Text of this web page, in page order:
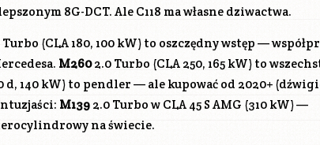
8G-DCT. Ale C118 ma własne dziwactwa.
Turbo (CLA 180, 100 kW) to oszczędny wstęp —
M2602.0 Turbo (CLA 250, 165 kW) to
d, 140 kW) to pendler — ale kupować od 2020+
M139 2.0 Turbo w CLA 45 S AMG (310 kW) —
na świecie.